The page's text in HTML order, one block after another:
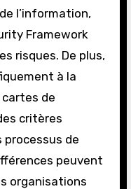
l’information,
Framework
risques. De plus,
à la
de
critères
de
peuvent
organisations